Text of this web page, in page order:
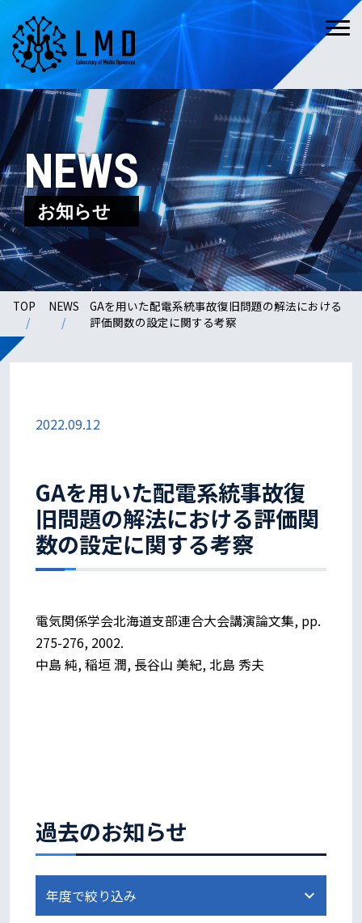
NEWS
お知らせ
TOP NEWS
GAを用いた配電系統事故復旧問題の解法における
評価関数の設定に関する考察
過去のお知らせ
2022.09.12
GAを用いた配電系統事故復
旧問題の解法における評価関
数の設定に関する考察
電気関係学会北海道支部連合大会講演論文集, pp.
275-276, 2002.
中島 純, 稲垣 潤, 長谷山 美紀, 北島 秀夫